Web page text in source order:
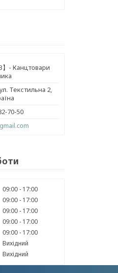
В】- Канцтовари
Текстильна 2,
70-50
09:00
17:00
09:00
17:00
09:00
17:00
09:00
17:00
09:00
17:00
Вихідний
Вихідний